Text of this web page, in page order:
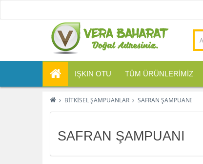
IŞKIN OTU TÜM ÜRÜNLERİMİZ
BİTKİSEL ŞAMPUANLAR SAFRAN ŞAMPUANI
SAFRAN ŞAMPUANI